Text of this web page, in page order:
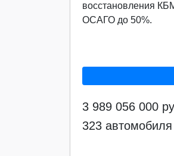
восстановления
ОСАГО до 50%.
3 989 056 000
323